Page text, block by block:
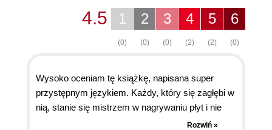
6
(0)
5
(2)
4
(2)
3
(0)
2
(0)
1
(0)
4.5
Wysoko oceniam tę książkę, napisana super
przystępnym językiem. Każdy, który się zagłębi w
nią, stanie się mistrzem w nagrywaniu płyt i nie
tylko... Bardzo wysoko oceniam również autora,
Rozwiń »